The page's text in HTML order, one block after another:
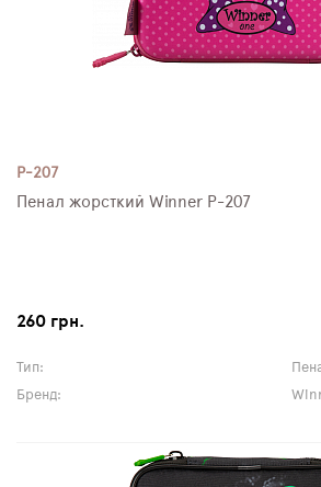
P-207
Пенал жорсткий Winner P-207
260 грн.
Тип:
Бренд: